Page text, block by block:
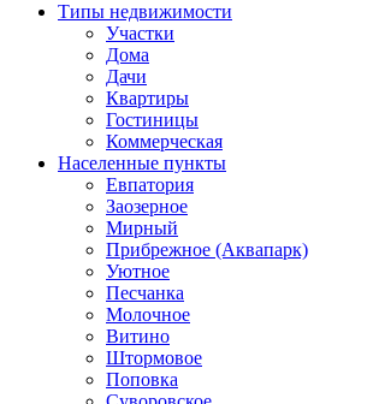
Типы недвижимости
Участки
Дома
Дачи
Квартиры
Гостиницы
Коммерческая
Населенные пункты
Евпатория
Заозерное
Мирный
Прибрежное (Аквапарк)
Уютное
Песчанка
Молочное
Витино
Штормовое
Поповка